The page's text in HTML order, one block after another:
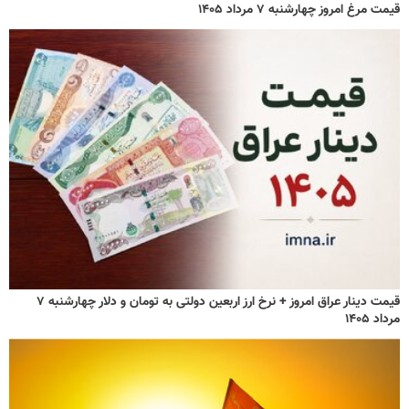
قیمت مرغ امروز چهارشنبه ۷ مرداد ۱۴۰۵
قیمت دینار عراق امروز + نرخ ارز اربعین دولتی به تومان و دلار چهارشنبه ۷
مرداد ۱۴۰۵